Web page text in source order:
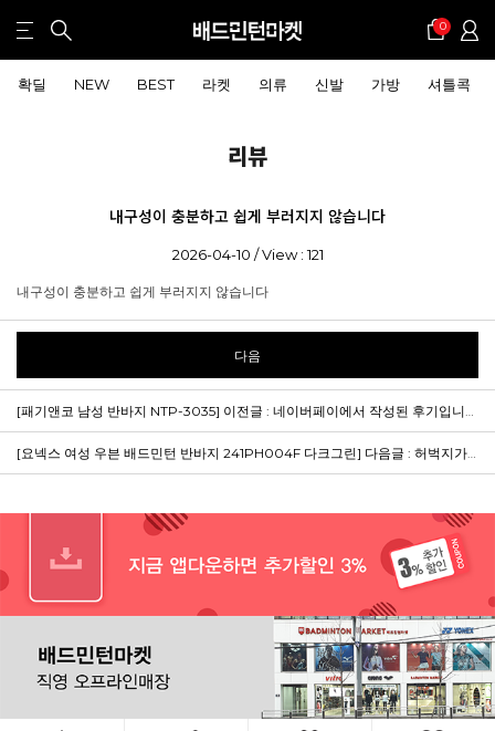
0
확딜 NEW BEST 라켓 의류 신발 가방 셔틀콕
리뷰
내구성이 충분하고 쉽게 부러지지 않습니다
2026-04-10 / View : 121
내구성이 충분하고 쉽게 부러지지 않습니다
다음
[패기앤코 남성 반바지 NTP-3035] 이전글 : 네이버페이에서 작성된 후기입니다.
[요넥스 여성 우븐 배드민턴 반바지 241PH004F 다크그린] 다음글 : 허벅지가 좀 붙는데 그거 빼곤 다 만족스럽습니다